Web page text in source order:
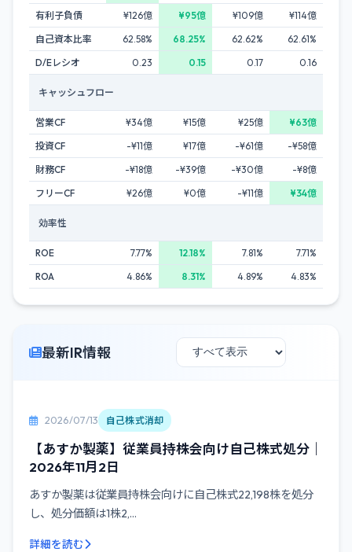
有利子負債
¥126億 ¥95億 ¥109億
¥114億
自己資本比率
62.58% 68.25% 62.62%
62.61%
D/Eレシオ
0.23 0.15 0.17 0.16
キャッシュフロー
営業CF ¥34億 ¥15億 ¥25億
¥63億
投資CF
-¥11億 ¥17億 -¥61億
-¥58億
財務CF
-¥18億 -¥39億 -¥30億
-¥8億
フリーCF
¥26億 ¥0億 -¥11億 ¥34億
効率性
ROE 7.77% 12.18% 7.81%
7.71%
ROA
4.86% 8.31% 4.89% 4.83%
最新IR情報
2026/07/13 自己株式消却
【あすか製薬】従業員持株会向け自己株式処分｜
2026年11月2日
あすか製薬は従業員持株会向けに自己株式22,198株を処分
し、処分価額は1株2,...
詳細を読む